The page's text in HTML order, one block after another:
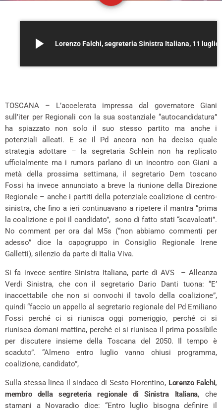
play_arrow
TOSCANA – L’accelerata impressa dal governatore Giani
sull’iter per Regionali con la sua sostanziale “autocandidatura”
ha spiazzato non solo il suo stesso partito ma anche i
potenziali alleati. E se il Pd ancora non ha deciso quale
strategia adottare – la segretaria Schlein non ha replicato
ufficialmente ma i rumors parlano di un incontro con Giani a
metà della prossima settimana, il segretario Dem toscano
Fossi ha invece annunciato a breve la riunione della Direzione
Regionale – anche i partiti della potenziale coalizione di centro-
sinistra, che fino a ieri continuavano a ripetere il mantra “prima
la coalizione e poi il candidato”, sono di fatto stati “scavalcati”.
No comment per ora dal M5s (“non abbiamo commenti per
adesso” dice la capogruppo in Consiglio Regionale Irene
Galletti), silenzio da parte di Italia Viva.
Si fa invece sentire Sinistra Italiana, parte di AVS – Alleanza
Verdi Sinistra, che con il segretario Dario Danti tuona: “E’
inaccettabile che non si convochi il tavolo della coalizione”,
quindi “faccio un appello al segretario regionale del Pd Emiliano
Fossi perché ci si riunisca oggi pomeriggio, perché ci si
riunisca domani mattina, perché ci si riunisca il prima possibile
per discutere insieme della Toscana del 2050. Il tempo è
scaduto”. “Almeno entro luglio vanno chiusi programma,
coalizione, candidato”,
Sulla stessa linea il sindaco di Sesto Fiorentino, Lorenzo Falchi,
membro della segreteria regionale di Sinistra Italiana, che
stamani a Novaradio dice: “Entro luglio bisogna definire il